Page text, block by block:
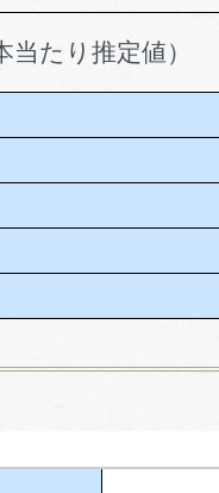
たり推定値）